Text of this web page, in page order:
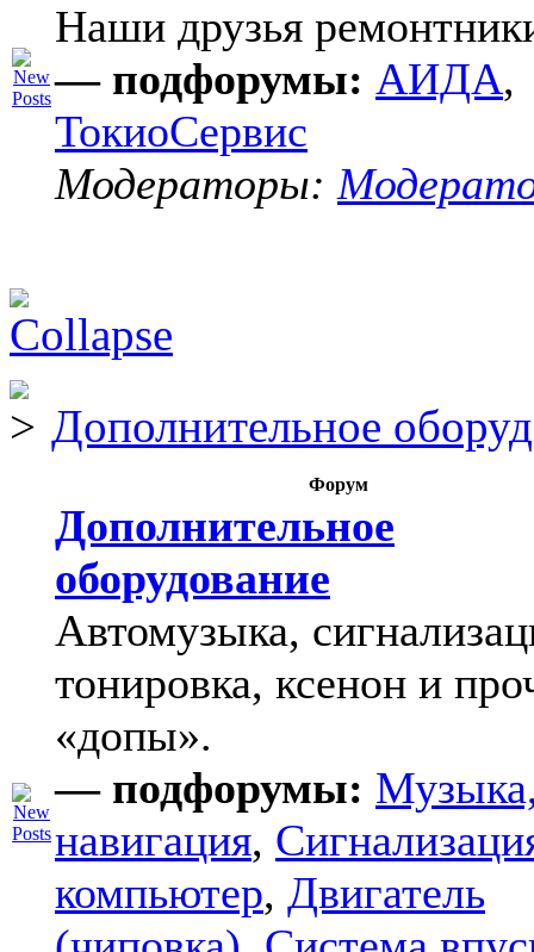
Наши друзья
— подфорумы: АИДА,
ТокиоСервис
Модераторы:
Дополнительное
Форум
Дополнительное
оборудование
Автомузыка,
тонировка, ксенон и
«допы».
— подфорумы:
навигация,
компьютер, Двигатель